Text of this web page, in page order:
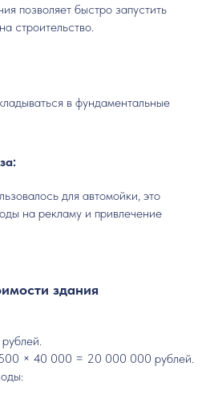
позволяет быстро запустить
строительство.
в фундаментальные
для автомойки, это
на рекламу и привлечение
здания
500 × 40 000 = 20 000 000 рублей.